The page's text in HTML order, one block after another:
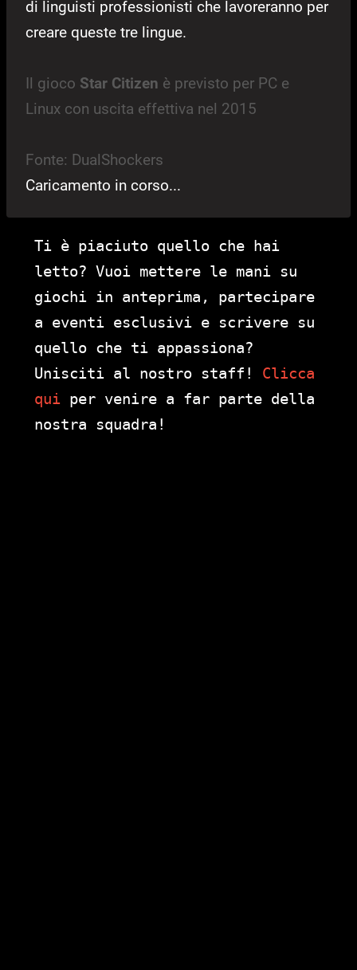
di linguisti professionisti che lavoreranno per
creare queste tre lingue.
Il gioco Star Citizen è previsto per PC e
Linux con uscita effettiva nel 2015
Fonte: DualShockers
Caricamento in corso...
Ti è piaciuto quello che hai
letto? Vuoi mettere le mani su
giochi in anteprima, partecipare
a eventi esclusivi e scrivere su
quello che ti appassiona?
Unisciti al nostro staff! Clicca
qui per venire a far parte della
nostra squadra!